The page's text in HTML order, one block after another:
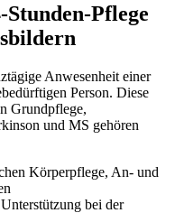
Pflege
Anwesenheit einer
Person. Diese
Grundpflege,
und MS gehören
Körperpflege, An- und
bei der